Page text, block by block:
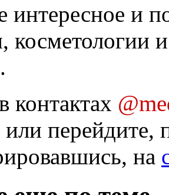
интересное и
косметологии
контактах
перейдите,
на